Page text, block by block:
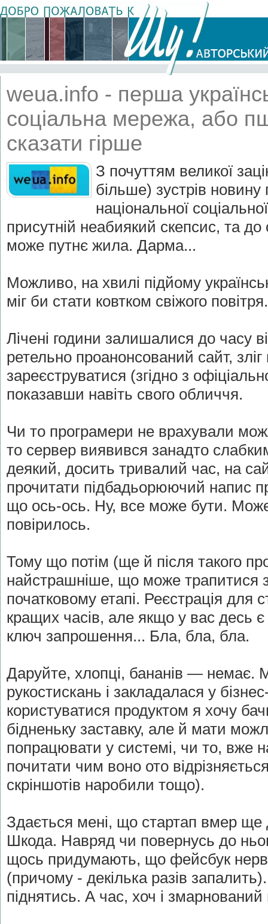
weua.info - перша
соціальна мережа, або
сказати гірше
З почуттям великої
більше) зустрів
національної
присутній неабиякий скепсис, та
може путнє жила. Дарма...
Можливо, на хвилі підйому
міг би стати ковтком свіжого
Лічені години залишалися до часу
ретельно проанонсований сайт,
зареєструватися (згідно з
показавши навіть свого обличчя.
Чи то програмери не врахували
то сервер виявився занадто
деякий, досить тривалий час, на
прочитати підбадьорюючий напис
що ось-ось. Ну, все може бути.
повірилось.
Тому що потім (ще й після такого
найстрашніше, що може трапитися
початковому етапі. Реєстрація для
кращих часів, але якщо у вас десь
ключ запрошення... Бла, бла, бла.
Даруйте, хлопці, бананів — немає.
рукостискань і закладалася у
користуватися продуктом я хочу
бідненьку заставку, але й мати
попрацювати у системі, чи то, вже
почитати чим воно ото
скріншотів наробили тощо).
Здається мені, що стартап вмер ще
Шкода. Навряд чи повернусь до
щось придумають, що фейсбук
(причому - декілька разів
піднятись. А час, хоч і